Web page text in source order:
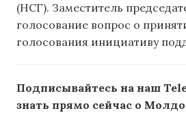
(НСГ). Заместитель
голосование вопрос о
голосования инициативу
Подписывайтесь на наш
знать прямо сейчас о